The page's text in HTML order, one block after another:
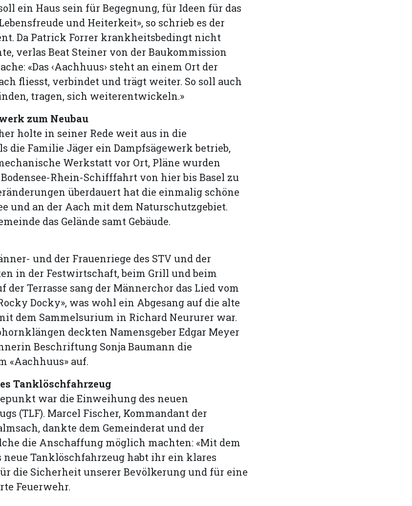
ein Haus sein für Begegnung, für Ideen für das
und Heiterkeit», so schrieb es der
Da Patrick Forrer krankheitsbedingt nicht
verlas Beat Steiner von der Baukommission
«Das ‹Aachhuus› steht an einem Ort der
fliesst, verbindet und trägt weiter. So soll auch
tragen, sich weiterentwickeln.»
zum Neubau
holte in seiner Rede weit aus in die
die Familie Jäger ein Dampfsägewerk betrieb,
Werkstatt vor Ort, Pläne wurden
Rhein-Schifffahrt von hier bis Basel zu
überdauert hat die einmalig schöne
und an der Aach mit dem Naturschutzgebiet.
das Gelände samt Gebäude.
und der Frauenriege des STV und der
in der Festwirtschaft, beim Grill und beim
der Terrasse sang der Männerchor das Lied vom
Docky», was wohl ein Abgesang auf die alte
dem Sammelsurium in Richard Neururer war.
deckten Namensgeber Edgar Meyer
Beschriftung Sonja Baumann die
«Aachhuus» auf.
Tanklöschfahrzeug
war die Einweihung des neuen
(TLF). Marcel Fischer, Kommandant der
dankte dem Gemeinderat und der
die Anschaffung möglich machten: «Mit dem
neue Tanklöschfahrzeug habt ihr ein klares
die Sicherheit unserer Bevölkerung und für eine
Feuerwehr.